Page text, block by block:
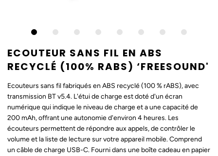
ECOUTEUR SANS FIL EN ABS
RECYCLÉ (100% RABS) ‘FREESOUND'
Ecouteurs sans fil fabriqués en ABS recyclé (100 % rABS), avec
transmission BT v5.4. L'étui de charge est doté d'un écran
numérique qui indique le niveau de charge et a une capacité de
200 mAh, offrant une autonomie d'environ 4 heures. Les
écouteurs permettent de répondre aux appels, de contrôler le
volume et la liste de lecture sur votre appareil mobile. Comprend
un câble de charge USB-C. Fourni dans une boîte cadeau en papier